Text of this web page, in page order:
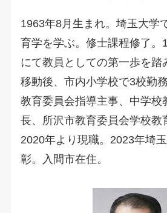
1963年8月生まれ。埼玉大学
育学を学ぶ。修士課程修了。
にて教員としての第一歩を踏
移動後、市内小学校で3校勤
教育委員会指導主事、中学校
長、所沢市教育委員会学校教
2020年より現職。2023年埼
彰。入間市在住。